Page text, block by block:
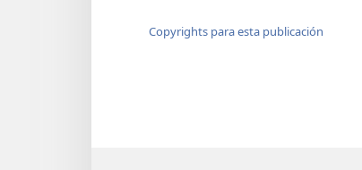
Copyrights para esta publicación